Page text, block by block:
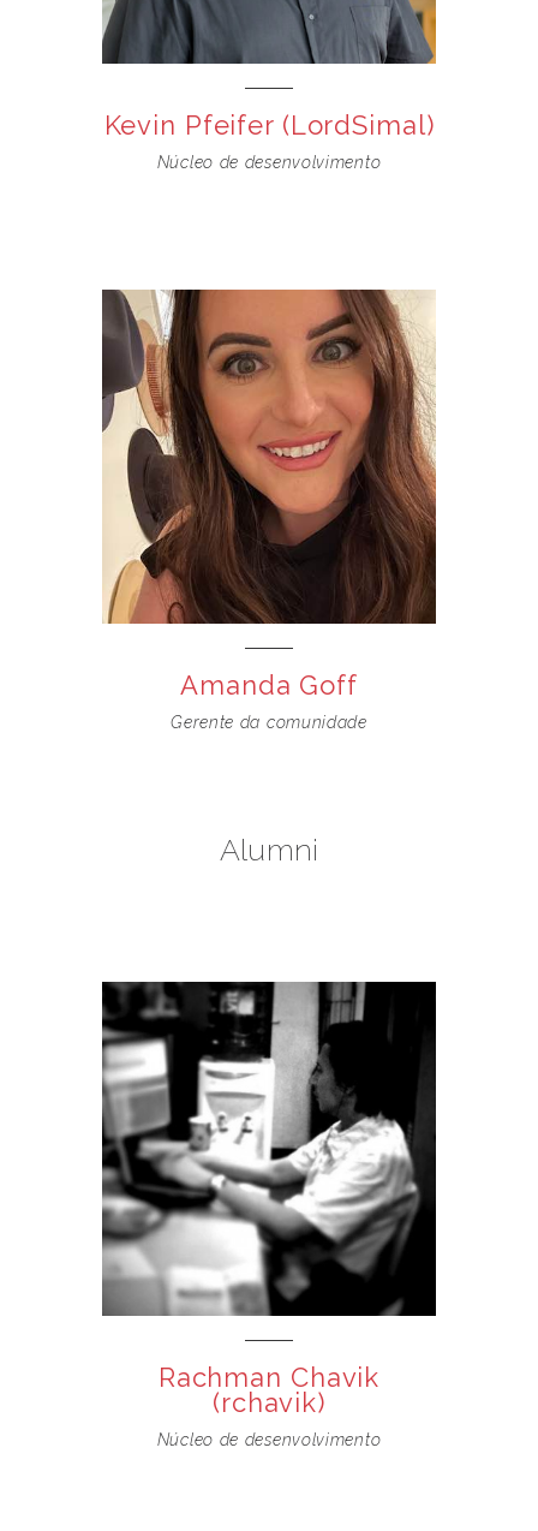
Kevin Pfeifer (LordSimal)
Núcleo de desenvolvimento
Amanda Goff
Gerente da comunidade
Alumni
Rachman Chavik
(rchavik)
Núcleo de desenvolvimento